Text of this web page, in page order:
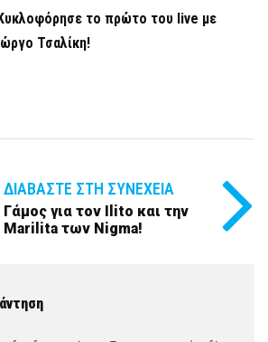
το πρώτο του live με
Τσαλίκη!
ΔΙΑΒΆΣΤΕ ΣΤΗ ΣΥΝΈΧΕΙΑ
Γάμος για τον Ilito και την
Marilita των Nigma!